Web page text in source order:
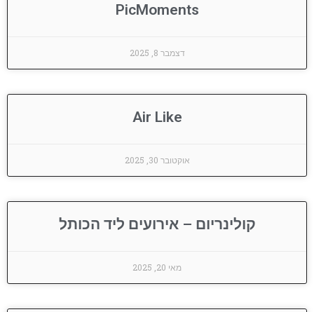
PicMoments
דצמבר 8, 2025
Air Like
אוקטובר 30, 2025
קולינריום – אירועים ליד הכותל
מאי 20, 2025